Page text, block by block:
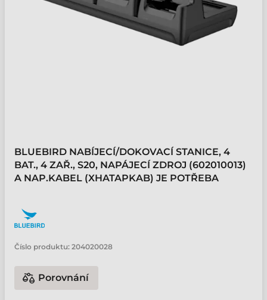
BLUEBIRD NABÍJECÍ/DOKOVACÍ STANICE, 4
BAT., 4 ZAŘ., S20, NAPÁJECÍ ZDROJ (602010013)
A NAP.KABEL (XHATAPKAB) JE POTŘEBA
Číslo produktu: 204020028
Porovnání